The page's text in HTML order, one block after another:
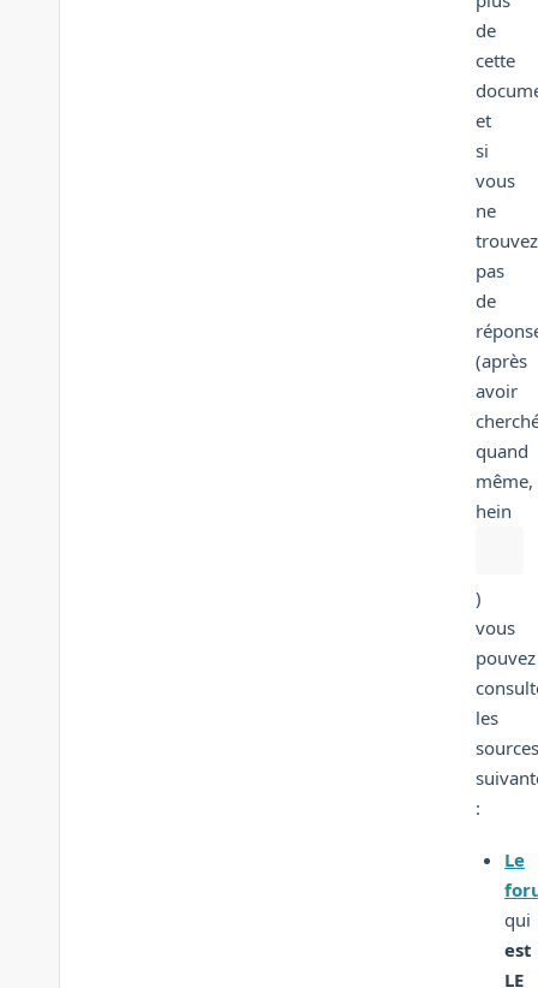
de
cette
et
si
vous
ne
trouvez
pas
de
(après
avoir
quand
même,
hein
)
vous
pouvez
les
sources
:
Le
qui
est
LE